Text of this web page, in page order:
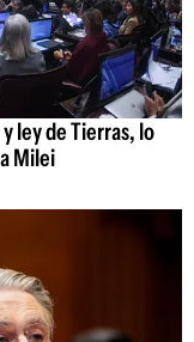
ley de Tierras, lo
Milei